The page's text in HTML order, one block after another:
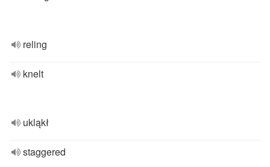
reling
knelt
ukląkł
staggered